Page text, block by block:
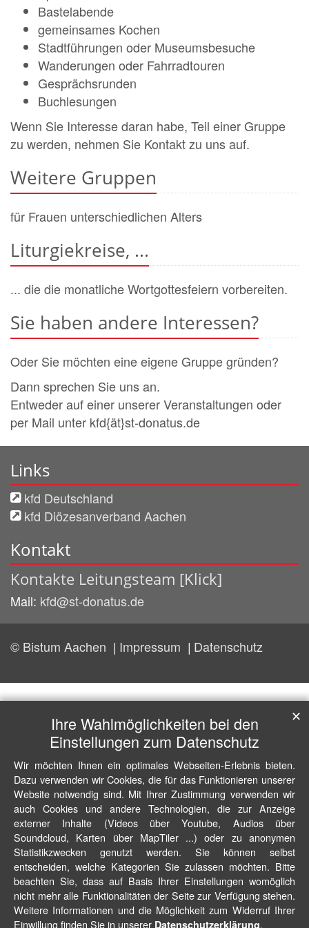
Bastelabende
gemeinsames Kochen
Stadtführungen oder Museumsbesuche
Wanderungen oder Fahrradtouren
Gesprächsrunden
Buchlesungen
Wenn Sie Interesse daran habe, Teil einer Gruppe
zu werden, nehmen Sie Kontakt zu uns auf.
Weitere Gruppen
für Frauen unterschiedlichen Alters
Liturgiekreise, ...
... die die monatliche Wortgottesfeiern vorbereiten.
Sie haben andere Interessen?
Oder Sie möchten eine eigene Gruppe gründen?
Dann sprechen Sie uns an.
Entweder auf einer unserer Veranstaltungen oder
per Mail unter kfd{ät}st-donatus.de
Links
kfd Deutschland
kfd Diözesanverband Aachen
Kontakt
Kontakte Leitungsteam [Klick]
Mail: kfd@st-donatus.de
© Bistum Aachen Impressum Datenschutz
Ihre Wahlmöglichkeiten bei den
Einstellungen zum Datenschutz
Wir möchten Ihnen ein optimales Webseiten-Erlebnis bieten.
Dazu verwenden wir Cookies, die für das Funktionieren unserer
Website notwendig sind. Mit Ihrer Zustimmung verwenden wir
auch Cookies und andere Technologien, die zur Anzeige
externer Inhalte (Videos über Youtube, Audios über
Soundcloud, Karten über MapTiler ...) oder zu anonymen
Statistikzwecken genutzt werden. Sie können selbst
entscheiden, welche Kategorien Sie zulassen möchten. Bitte
beachten Sie, dass auf Basis Ihrer Einstellungen womöglich
nicht mehr alle Funktionalitäten der Seite zur Verfügung stehen.
Weitere Informationen und die Möglichkeit zum Widerruf Ihrer
Einwillung finden Sie in unserer Datenschutzerklärung.
✕